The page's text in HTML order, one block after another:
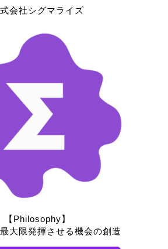
会社シグマライズ
【Philosophy】
大限発揮させる機会の創造